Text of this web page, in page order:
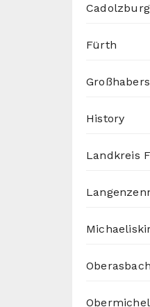
Cadolzburg
Fürth
History
Landkreis
Oberasbach